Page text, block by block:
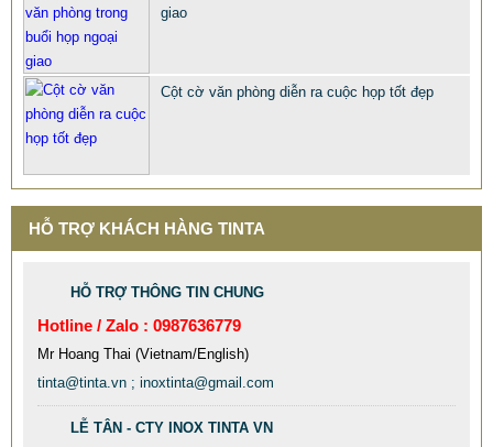
Mẫu: QUA TANG Y NGHIA CHO SEP
giao
Cột cờ văn phòng diễn ra cuộc họp tốt đẹp
HỖ TRỢ KHÁCH HÀNG TINTA
HỖ TRỢ THÔNG TIN CHUNG
Hotline / Zalo : 0987636779
Mr Hoang Thai (Vietnam/English)
tinta@tinta.vn ; inoxtinta@gmail.com
LỄ TÂN - CTY INOX TINTA VN